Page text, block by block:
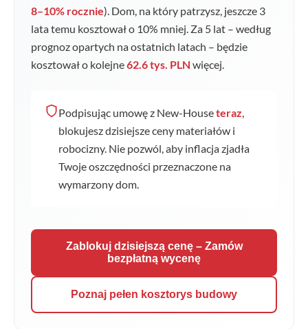
8–10% rocznie). Dom, na który patrzysz, jeszcze 3
lata temu kosztował o 10% mniej. Za 5 lat – według
prognoz opartych na ostatnich latach – będzie
kosztował o kolejne62.6 tys. PLN więcej.
Podpisując umowę z New-Houseteraz,
blokujesz dzisiejsze ceny materiałów i
robocizny. Nie pozwól, aby inflacja zjadła
Twoje oszczędności przeznaczone na
wymarzony dom.
Zablokuj dzisiejszą cenę – Zamów
bezpłatną wycenę
Poznaj pełen kosztorys budowy